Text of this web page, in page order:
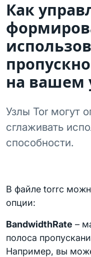
Как
на вашем
Узлы Tor могут
сглаживать
способности.
В файле torrc
опции:
BandwidthRate –
полоса
Например, вы